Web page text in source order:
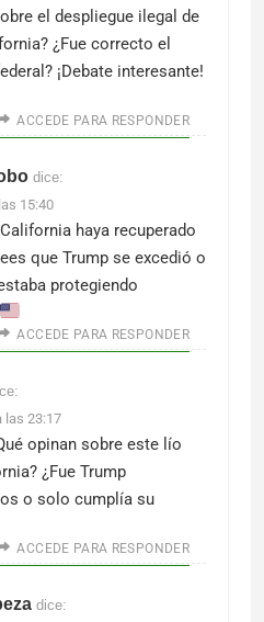
el despliegue ilegal de
¿Fue correcto el
¡Debate interesante!
ACCEDE PARA RESPONDER
dice:
15:40
haya recuperado
que Trump se excedió o
protegiendo
ACCEDE PARA RESPONDER
las 23:17
opinan sobre este lío
¿Fue Trump
o solo cumplía su
ACCEDE PARA RESPONDER
dice: